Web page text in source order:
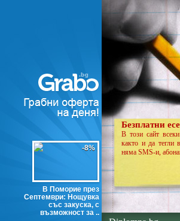
-8%
В Поморие през
Септември: Нощувка
със закуска, с
възможност за ..
Безплатни
В този сайт
както и да тегли
няма SMS-и,